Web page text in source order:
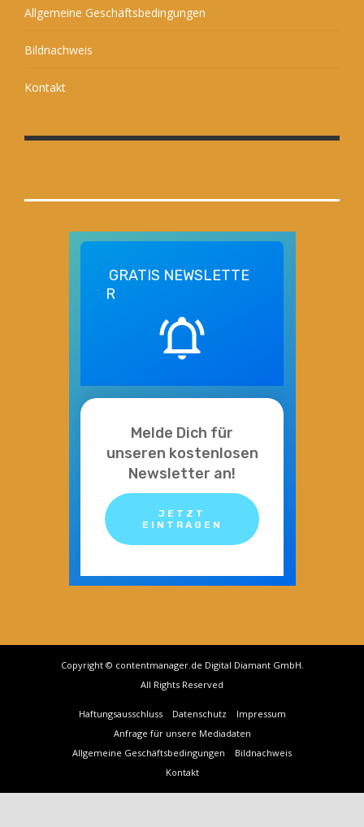
Allgemeine Geschäftsbedingungen
Bildnachweis
Kontakt
GRATIS NEWSLETTE
R
Melde Dich für
unseren kostenlosen
Newsletter an!
JETZT
EINTRAGEN
Copyright © contentmanager.de Digital Diamant GmbH.
All Rights Reserved
Haftungsausschluss Datenschutz
Impressum
Anfrage für unsere Mediadaten
Allgemeine Geschäftsbedingungen
Bildnachweis
Kontakt